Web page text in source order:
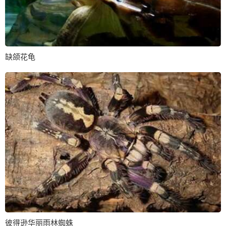
缺颌花龟
彼得逊华丽雨林蜘蛛